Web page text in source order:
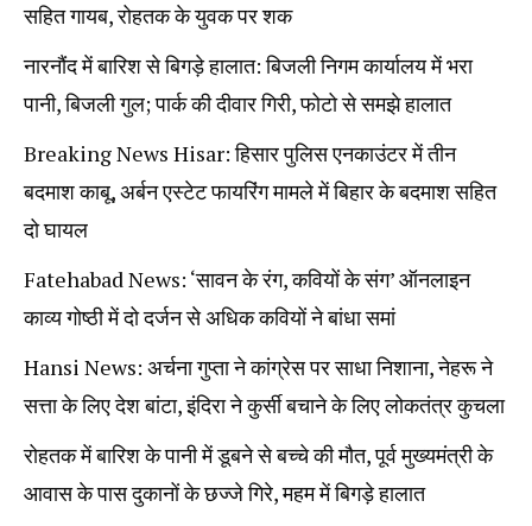
सहित गायब, रोहतक के युवक पर शक
नारनौंद में बारिश से बिगड़े हालात: बिजली निगम कार्यालय में भरा
पानी, बिजली गुल; पार्क की दीवार गिरी, फोटो से समझे हालात
Breaking News Hisar: हिसार पुलिस एनकाउंटर में तीन
बदमाश काबू, अर्बन एस्टेट फायरिंग मामले में बिहार के बदमाश सहित
दो घायल
Fatehabad News: ‘सावन के रंग, कवियों के संग’ ऑनलाइन
काव्य गोष्ठी में दो दर्जन से अधिक कवियों ने बांधा समां
Hansi News: अर्चना गुप्ता ने कांग्रेस पर साधा निशाना, नेहरू ने
सत्ता के लिए देश बांटा, इंदिरा ने कुर्सी बचाने के लिए लोकतंत्र कुचला
रोहतक में बारिश के पानी में डूबने से बच्चे की मौत, पूर्व मुख्यमंत्री के
आवास के पास दुकानों के छज्जे गिरे, महम में बिगड़े हालात